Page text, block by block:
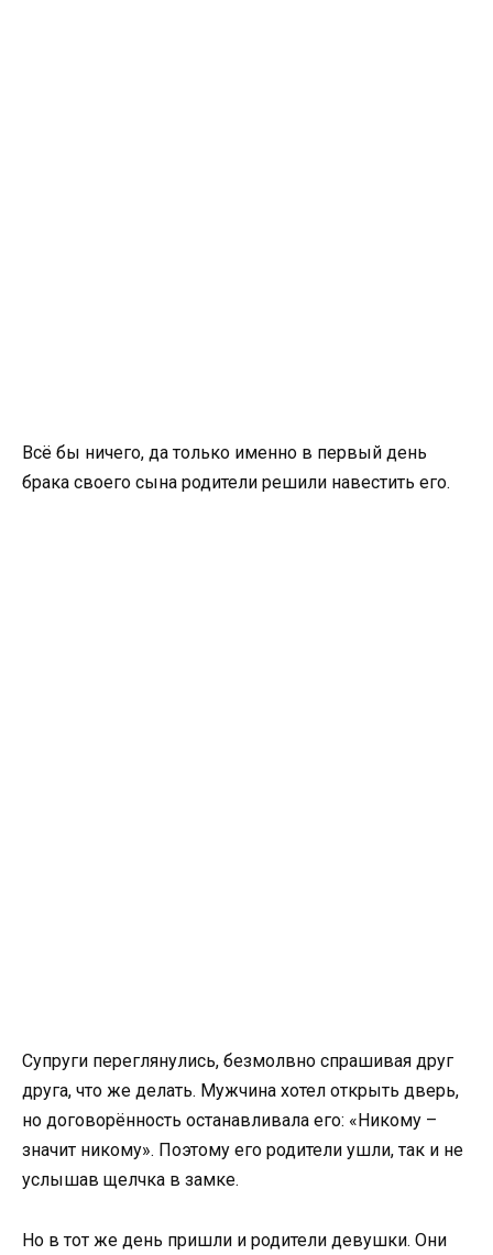
Всё бы ничего, да только именно в первый день
брака своего сына родители решили навестить его.
Супруги переглянулись, безмолвно спрашивая друг
друга, что же делать. Мужчина хотел открыть дверь,
но договорённость останавливала его: «Никому –
значит никому». Поэтому его родители ушли, так и не
услышав щелчка в замке.
Но в тот же день пришли и родители девушки. Они